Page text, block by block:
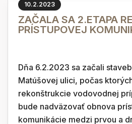
10.2.2023
ZAČALA SA 2.ETAPA
PRÍSTUPOVEJ
Dňa 6.2.2023 sa začali
Matúšovej ulici, počas
rekonštrukcie vodovodnej
bude nadväzovať obnova
komunikácie medzi prvou a